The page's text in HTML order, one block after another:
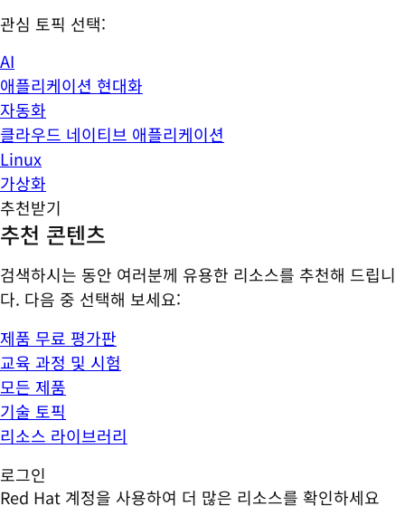
관심 토픽 선택:
AI
애플리케이션 현대화
자동화
클라우드 네이티브 애플리케이션
Linux
가상화
추천받기
추천 콘텐츠
검색하시는 동안 여러분께 유용한 리소스를 추천해 드립니
다. 다음 중 선택해 보세요:
제품 무료 평가판
교육 과정 및 시험
모든 제품
기술 토픽
리소스 라이브러리
로그인
Red Hat 계정을 사용하여 더 많은 리소스를 확인하세요